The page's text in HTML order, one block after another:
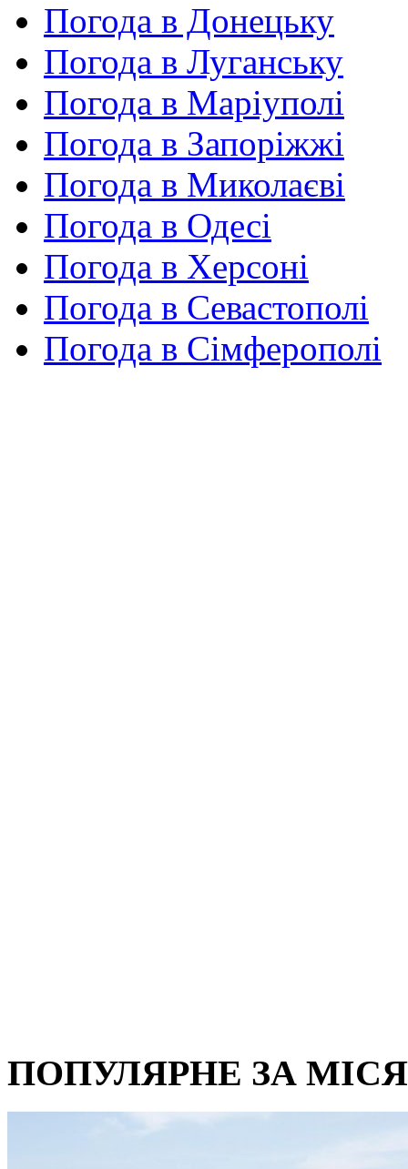
Погода в Донецьку
Погода в Луганську
Погода в Маріуполі
Погода в Запоріжжі
Погода в Миколаєві
Погода в Одесі
Погода в Херсоні
Погода в Севастополі
Погода в Сімферополі
ПОПУЛЯРНЕ ЗА